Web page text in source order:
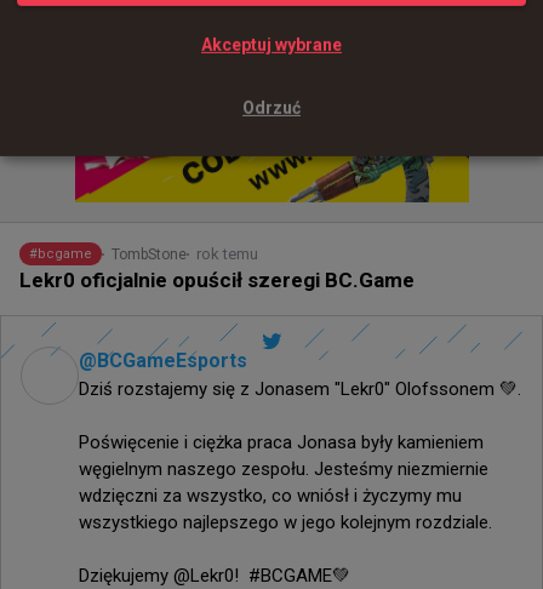
#bcgame TombStone rok temu
Lekr0 oficjalnie opuścił szeregi BC.Game
@ BCGameEsports
Dziś rozstajemy się z Jonasem "Lekr0" Olofssonem 💚.
Poświęcenie i ciężka praca Jonasa były kamieniem
węgielnym naszego zespołu. Jesteśmy niezmiernie
wdzięczni za wszystko, co wniósł i życzymy mu
wszystkiego najlepszego w jego kolejnym rozdziale.
Dziękujemy @Lekr0!  #BCGAME💚
Odrzuć
Akceptuj wybrane